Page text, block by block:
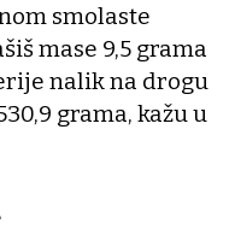
smolaste
mase 9,5 grama
nalik na drogu
grama, kažu u